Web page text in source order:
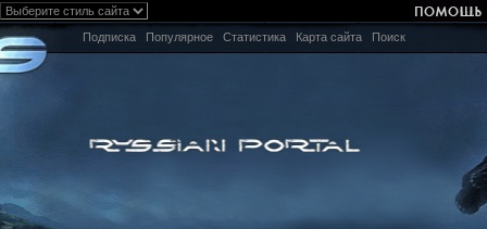
Подписка Популярное Статистика Карта сайта Поиск